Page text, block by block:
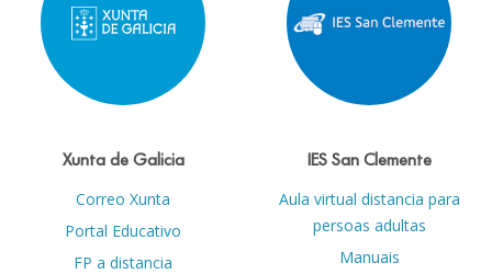
Xunta de Galicia
Correo Xunta
Portal Educativo
FP a distancia
IES San Clemente
Aula virtual distancia para
persoas adultas
Manuais